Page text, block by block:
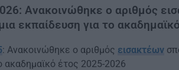
Ανακοινώθηκε ο αριθμός
εκπαίδευση για το
: Ανακοινώθηκε ο αριθμός εισακτέων
ακαδημαϊκό έτος 2025-2026